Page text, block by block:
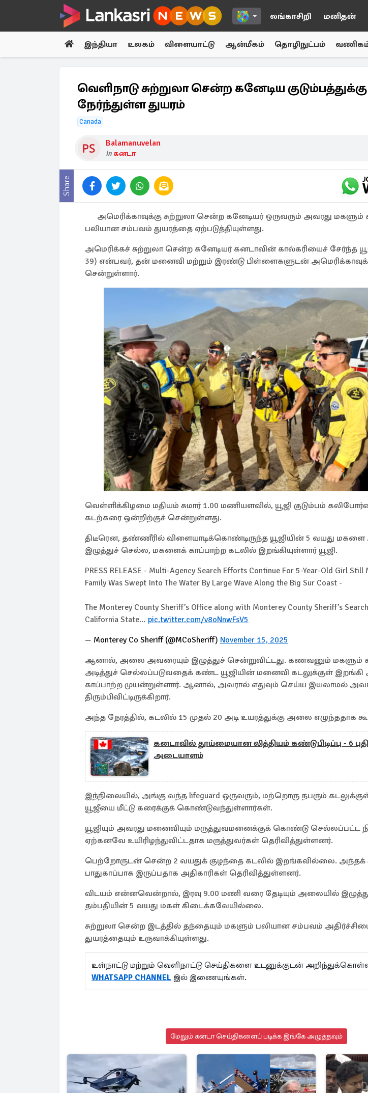
லங்காசிறி மனிதன்
இந்தியா உலகம் விளையாட்டு ஆன்மீகம் தொழிநுட்பம்
வெளிநாடு சுற்றுலா சென்ற கனேடிய குடும்பத்துக்கு
நேர்ந்துள்ள துயரம்
Canada
Balamanuvelan
in கனடா
Share
அமெரிக்காவுக்கு சுற்றுலா சென்ற கனேடியர் ஒருவரும் அவரது மகளும்
பலியான சம்பவம் துயரத்தை ஏற்படுத்தியுள்ளது.
அமெரிக்கச் சுற்றுலா சென்ற கனேடியர் கனடாவின் கால்கரியைச் சேர்ந்த
39) என்பவர், தன் மனைவி மற்றும் இரண்டு பிள்ளைகளுடன்
சென்றுள்ளார்.
வெள்ளிக்கிழமை மதியம் சுமார் 1.00 மணியளவில், யூஜி குடும்பம்
கடற்கரை ஒன்றிற்குச் சென்றுள்ளது.
திடீரென, தண்ணீரில் விளையாடிக்கொண்டிருந்த யூஜியின் 5 வயது
இழுத்துச் செல்ல, மகளைக் காப்பாற்ற கடலில் இறங்கியுள்ளார் யூஜி.
PRESS RELEASE - Multi-Agency Search Efforts Continue For 5-Year-Old Girl Still
Family Was Swept Into The Water By Large Wave Along the Big Sur Coast -
The Monterey County Sheriff’s Office along with Monterey County Sheriff’s
California State… pic.twitter.com/v8oNnwFsV5
— Monterey Co Sheriff (@MCoSheriff) November 15, 2025
ஆனால், அலை அவரையும் இழுத்துச் சென்றுவிட்டது. கணவனும்
அடித்துச் செல்லப்படுவதைக் கண்ட யூஜியின் மனைவி கடலுக்குள்
காப்பாற்ற முயன்றுள்ளார். ஆனால், அவரால் எதுவும் செய்ய இயலாமல்
திரும்பிவிட்டிருக்கிறார்.
அந்த நேரத்தில், கடலில் 15 முதல் 20 அடி உயரத்துக்கு அலை எழுந்ததாக
கனடாவில் தூய்மையான லித்தியம் கண்டுபிடிப்பு - 6
அடையாளம்
இந்நிலையில், அங்கு வந்த lifeguard ஒருவரும், மற்றொரு நபரும்
யூஜீயை மீட்டு கரைக்குக் கொண்டுவந்துள்ளார்கள்.
யூஜியும் அவரது மனைவியும் மருத்துவமனைக்குக் கொண்டு செல்லப்பட்ட
ஏற்கனவே உயிரிழந்துவிட்டதாக மருத்துவர்கள் தெரிவித்துள்ளனர்.
பெற்றோருடன் சென்ற 2 வயதுக் குழந்தை கடலில் இறங்கவில்லை. அந்தக்
பாதுகாப்பாக இருப்பதாக அதிகாரிகள் தெரிவித்துள்ளனர்.
விடயம் என்னவென்றால், இரவு 9.00 மணி வரை தேடியும் அலையில்
தம்பதியின் 5 வயது மகள் கிடைக்கவேயில்லை.
சுற்றுலா சென்ற இடத்தில் தந்தையும் மகளும் பலியான சம்பவம்
துயரத்தையும் உருவாக்கியுள்ளது.
உள்நாட்டு மற்றும் வெளிநாட்டு செய்திகளை உடனுக்குடன்
WHATSAPP CHANNEL இல் இணையுங்கள்.
மேலும் கனடா செய்திகளைப் படிக்க இங்கே அழுத்தவும்